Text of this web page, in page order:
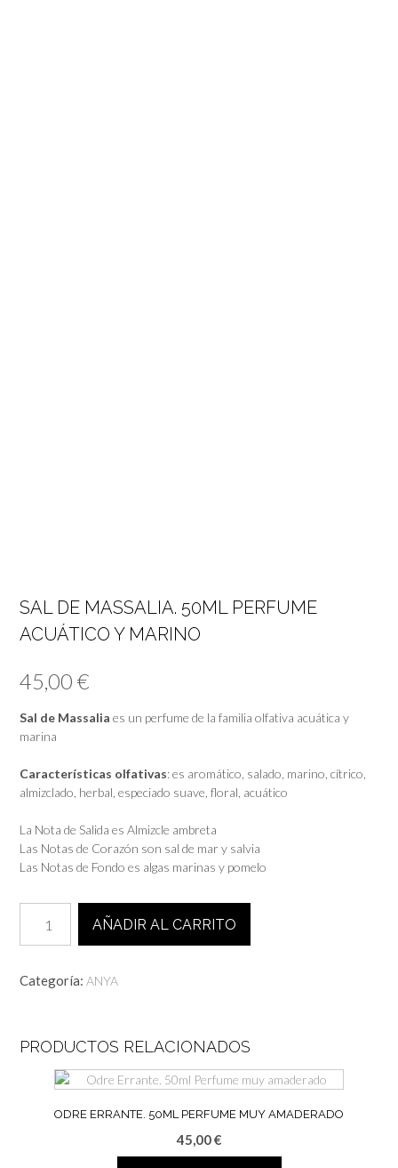
SAL DE MASSALIA. 50ML PERFUME
ACUÁTICO Y MARINO
45,00 €
Sal de Massalia es un perfume de la familia olfativa acuática y
marina
Características olfativas: es aromático, salado, marino, cítrico,
almizclado, herbal, especiado suave, floral, acuático
La Nota de Salida es Almizcle ambreta
Las Notas de Corazón son sal de mar y salvia
Las Notas de Fondo es algas marinas y pomelo
Massalia.
Perfume
marino
AÑADIR AL CARRITO
Categoría: ANYA
PRODUCTOS RELACIONADOS
ODRE ERRANTE. 50ML PERFUME MUY AMADERADO
45,00€